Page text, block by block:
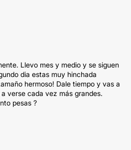
Llevo mes y medio y se siguen
dia estas muy hinchada
hermoso! Dale tiempo y vas a
verse cada vez más grandes.
pesas ?